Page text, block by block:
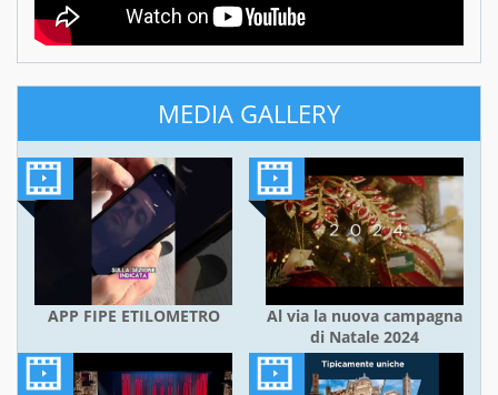
MEDIA GALLERY
APP FIPE ETILOMETRO
Al via la nuova campagna
di Natale 2024